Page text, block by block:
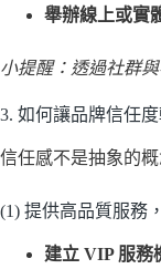
舉辦線上或實
小提醒：透過社群
3. 如何讓品牌信任
信任感不是抽象的
(1) 提供高品質服務
建立 VIP 服務